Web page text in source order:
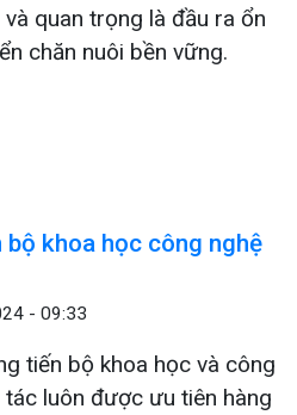
quan trọng là đầu ra ổn
chăn nuôi bền vững.
khoa học công nghệ
- 09:33
tiến bộ khoa học và công
luôn được ưu tiên hàng